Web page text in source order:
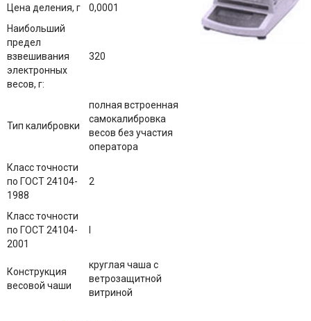
Цена деления, г
0,0001
Наибольший
предел
взвешивания
электронных
весов, г:
320
Тип калибровки
полная встроенная
самокалибровка
весов без участия
оператора
Класс точности
по ГОСТ 24104-
1988
2
Класс точности
по ГОСТ 24104-
2001
Конструкция
весовой чаши
круглая чаша с
ветрозащитной
витриной